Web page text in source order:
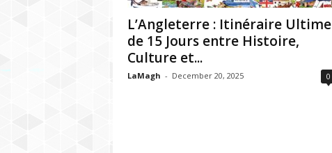
h
e
L’Angleterre : Itinéraire Ultime
de 15 Jours entre Histoire,
Culture et...
LaMagh - December 20, 2025 0